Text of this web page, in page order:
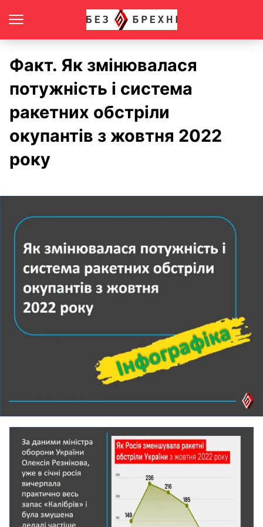
Факт. Як змінювалася
потужність і система
ракетних обстріли
окупантів з жовтня 2022
року